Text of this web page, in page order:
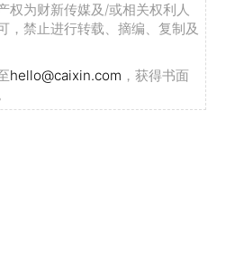
权为财新传媒及/或相关权利人
，禁止进行转载、摘编、复制及
hello@caixin.com ，获得书面